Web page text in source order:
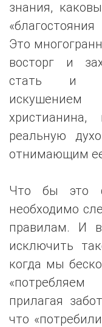
знания,
Это
восторг и
стать и
реальную
отнимающим
Что бы это
необходимо
правилам. И
исключить
когда мы
прилагая
что